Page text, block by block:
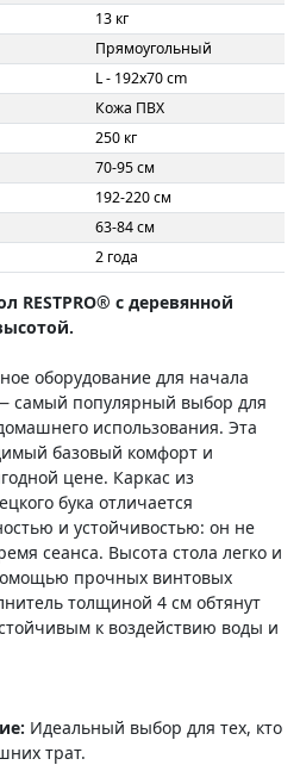
13 кг
Прямоугольный
L - 192x70 cm
Кожа ПВХ
250 кг
70-95 см
192-220 см
63-84 см
2 года
RESTPRO® с деревянной
оборудование для начала
самый популярный выбор для
использования. Эта
базовый комфорт и
цене. Каркас из
бука отличается
и устойчивостью: он не
сеанса. Высота стола легко и
прочных винтовых
толщиной 4 см обтянут
к воздействию воды и
Идеальный выбор для тех, кто
трат.